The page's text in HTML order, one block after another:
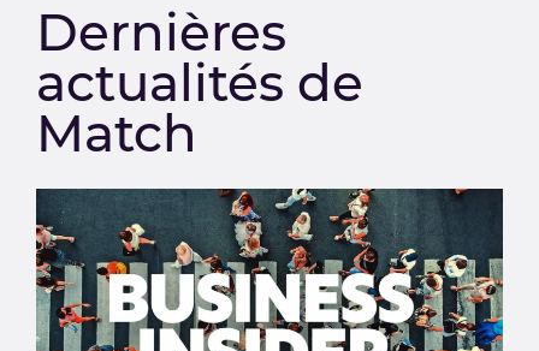
Dernières
actualités de
Match